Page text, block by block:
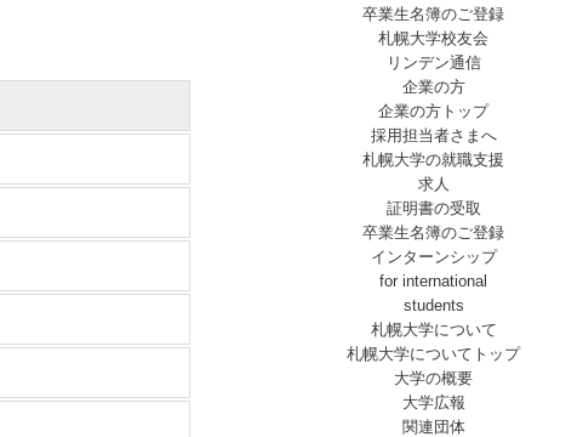
卒業生名簿のご登録
札幌大学校友会
リンデン通信
企業の方
企業の方トップ
採用担当者さまへ
札幌大学の就職支援
求人
証明書の受取
卒業生名簿のご登録
インターンシップ
for international
students
札幌大学について
札幌大学についてトップ
大学の概要
大学広報
関連団体